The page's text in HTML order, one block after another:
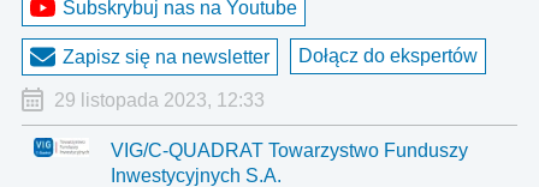
Subskrybuj nas na Youtube
Zapisz się na newsletter Dołącz do ekspertów
29 listopada 2023, 12:33
VIG/C-QUADRAT Towarzystwo Funduszy
Inwestycyjnych S.A.